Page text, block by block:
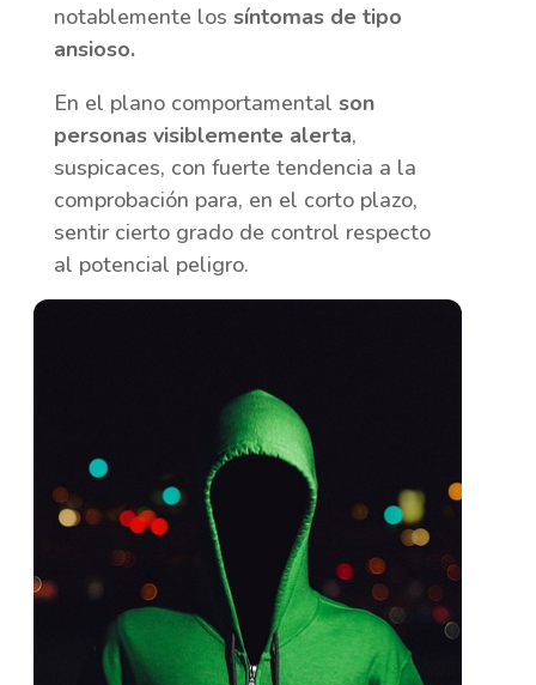
notablemente los síntomas de tipo
ansioso.
En el plano comportamental son
personas visiblemente alerta,
suspicaces, con fuerte tendencia a la
comprobación para, en el corto plazo,
sentir cierto grado de control respecto
al potencial peligro.